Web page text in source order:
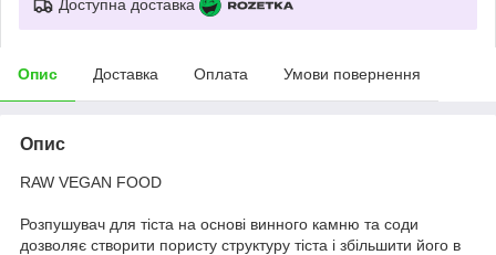
Доступна доставка
Опис Доставка Оплата Умови повернення
Опис
RAW VEGAN FOOD
Розпушувач для тіста на основі винного камню та соди
дозволяє створити пористу структуру тіста і збільшити його в